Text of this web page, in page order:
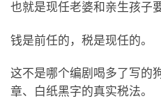
也就是现任老婆和亲生孩子
钱是前任的，税是现任的。
这不是哪个编剧喝多了写的
章、白纸黑字的真实税法。